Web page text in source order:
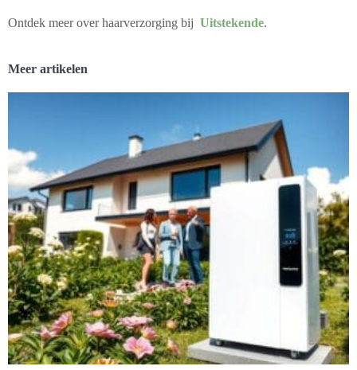
Ontdek meer over haarverzorging bij Uitstekende.
Meer artikelen